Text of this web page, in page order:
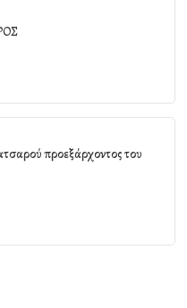
προεξάρχοντος του